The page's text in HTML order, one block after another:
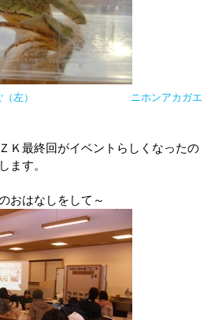
（左）
ニホンアカガエ
Ｋ最終回がイベントらしくなったの
ます。
おはなしをして～